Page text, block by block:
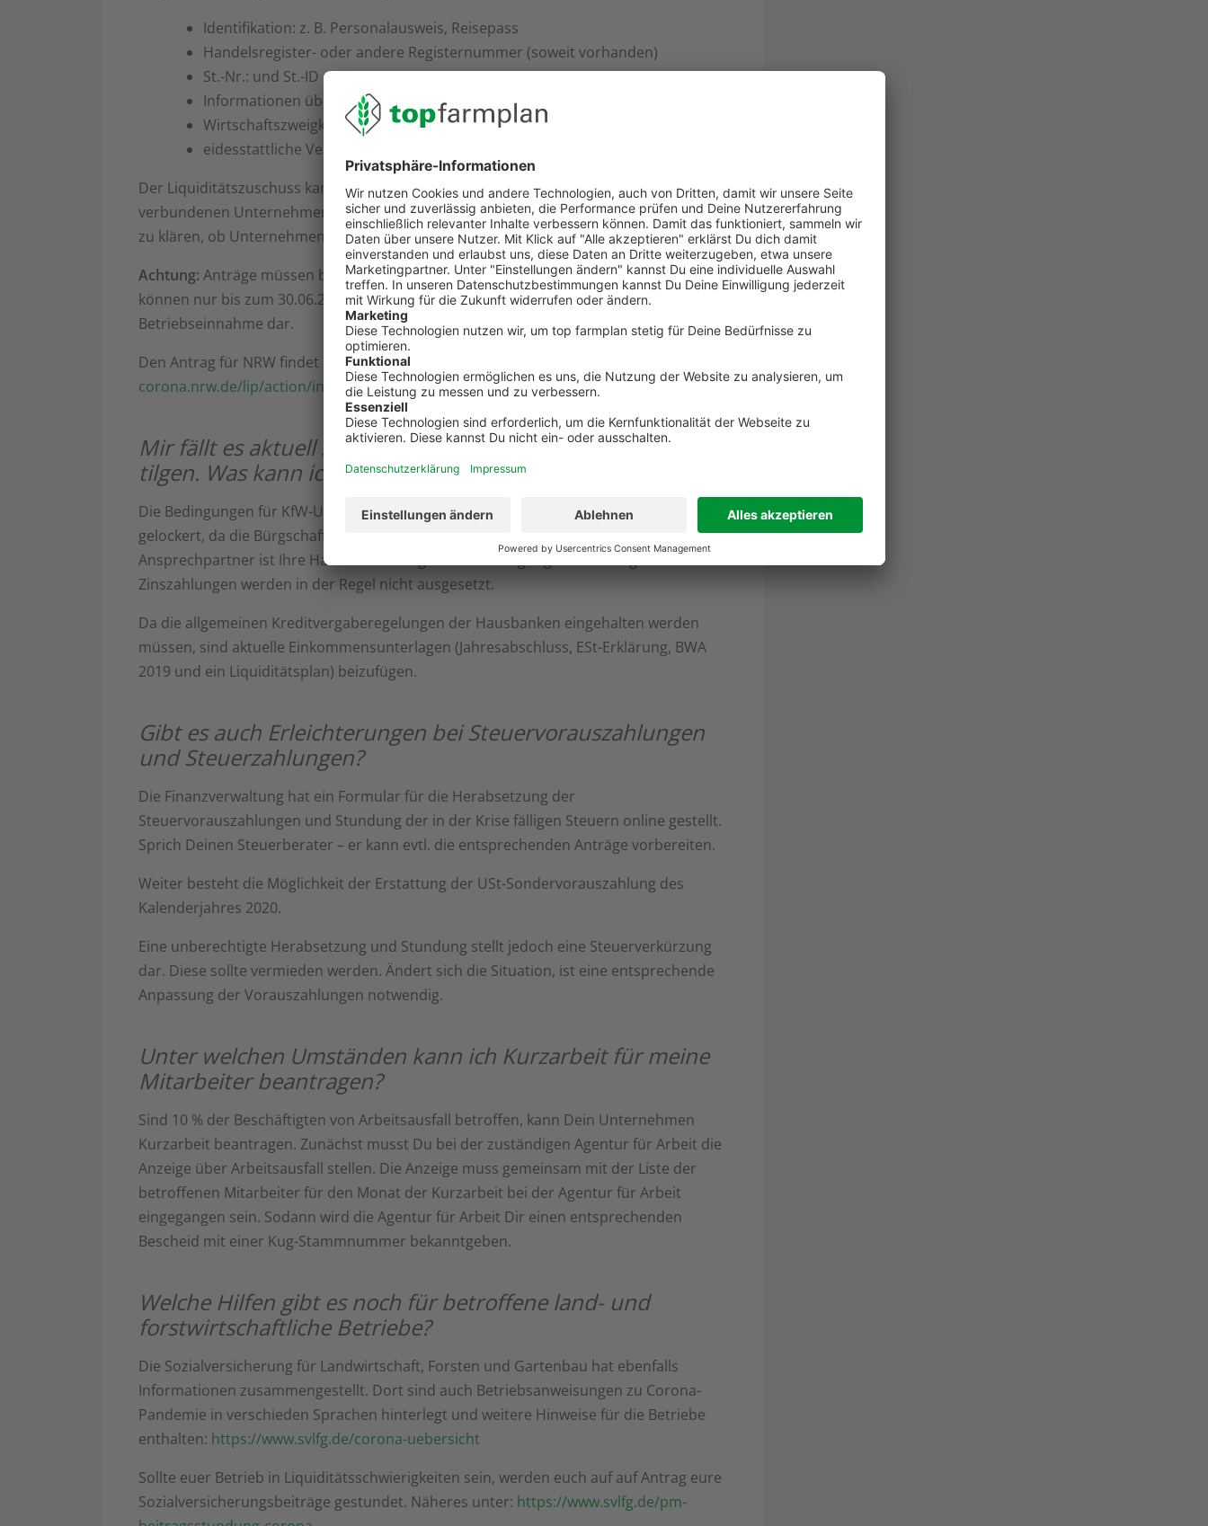
Identifikation: z. B. Personalausweis, Reisepass
Handelsregister- oder andere Registernummer (soweit vorhanden)
St.-Nr.: und St.-ID
Informationen über die Bankverbindung
Wirtschaftszweigklassifikation
eidesstattliche Versicherung
Der Liquiditätszuschuss kann nur für das Gesamtunternehmen beantragt werden. Bei
verbundenen Unternehmen ist kein Antrag für jeden Betrieb möglich. Im Einzelfall ist
zu klären, ob Unternehmen miteinander verbunden sind.
Achtung: Anträge müssen bis zum 30.04.2020 online gestellt werden. Auszahlungen
können nur bis zum 30.06.2020 erfolgen. Der Zuschuss stellt eine steuerpflichtige
Betriebseinnahme dar.
Den Antrag für NRW findet ihr auch unter:
corona.nrw.de/lip/action/invoke.do?id=NRW_SOFORTHILFE
Mir fällt es aktuell schwer, meine Kredite oder Darlehen zu
tilgen. Was kann ich tun?
Die Bedingungen für KfW-Unternehmerkredite und ERP-Gründerkredite wurden
gelockert, da die Bürgschaftsrahmen durch Bund und Länder erhöht wurden.
Ansprechpartner ist Ihre Hausbank. Dies gilt auch für Tilgungsaussetzungen.
Zinszahlungen werden in der Regel nicht ausgesetzt.
Da die allgemeinen Kreditvergaberegelungen der Hausbanken eingehalten werden
müssen, sind aktuelle Einkommensunterlagen (Jahresabschluss, ESt-Erklärung, BWA
2019 und ein Liquiditätsplan) beizufügen.
Gibt es auch Erleichterungen bei Steuervorauszahlungen
und Steuerzahlungen?
Die Finanzverwaltung hat ein Formular für die Herabsetzung der
Steuervorauszahlungen und Stundung der in der Krise fälligen Steuern online gestellt.
Sprich Deinen Steuerberater – er kann evtl. die entsprechenden Anträge vorbereiten.
Weiter besteht die Möglichkeit der Erstattung der USt-Sondervorauszahlung des
Kalenderjahres 2020.
Eine unberechtigte Herabsetzung und Stundung stellt jedoch eine Steuerverkürzung
dar. Diese sollte vermieden werden. Ändert sich die Situation, ist eine entsprechende
Anpassung der Vorauszahlungen notwendig.
Unter welchen Umständen kann ich Kurzarbeit für meine
Mitarbeiter beantragen?
Sind 10 % der Beschäftigten von Arbeitsausfall betroffen, kann Dein Unternehmen
Kurzarbeit beantragen. Zunächst musst Du bei der zuständigen Agentur für Arbeit die
Anzeige über Arbeitsausfall stellen. Die Anzeige muss gemeinsam mit der Liste der
betroffenen Mitarbeiter für den Monat der Kurzarbeit bei der Agentur für Arbeit
eingegangen sein. Sodann wird die Agentur für Arbeit Dir einen entsprechenden
Bescheid mit einer Kug-Stammnummer bekanntgeben.
Welche Hilfen gibt es noch für betroffene land- und
forstwirtschaftliche Betriebe?
Die Sozialversicherung für Landwirtschaft, Forsten und Gartenbau hat ebenfalls
Informationen zusammengestellt. Dort sind auch Betriebsanweisungen zu Corona-
Pandemie in verschieden Sprachen hinterlegt und weitere Hinweise für die Betriebe
enthalten: https://www.svlfg.de/corona-uebersicht
Sollte euer Betrieb in Liquiditätsschwierigkeiten sein, werden euch auf auf Antrag eure
Sozialversicherungsbeiträge gestundet. Näheres unter: https://www.svlfg.de/pm-